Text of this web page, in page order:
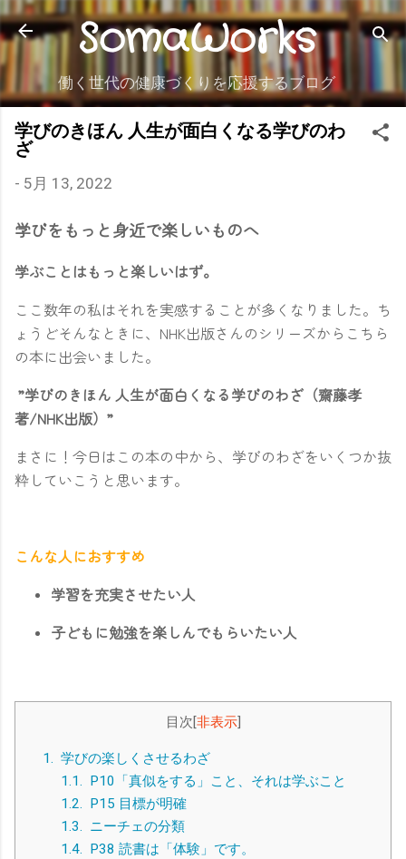
スキップしてメイン コンテンツに移動
SomaWorks
働く世代の健康づくりを応援するブログ
学びのきほん 人生が面白くなる学びのわ
ざ
- 5月 13, 2022
学びをもっと身近で楽しいものへ
学ぶことはもっと楽しいはず。
ここ数年の私はそれを実感することが多くなりました。ち
ょうどそんなときに、NHK出版さんのシリーズからこちら
の本に出会いました。
”学びのきほん 人生が面白くなる学びのわざ（齋藤孝
著/NHK出版）”
まさに！今日はこの本の中から、学びのわざをいくつか抜
粋していこうと思います。
こんな人におすすめ
学習を充実させたい人
子どもに勉強を楽しんでもらいたい人
目次 非表示]
1. 学びの楽しくさせるわざ
1.1.
P10「真似をする」こと、それは学ぶこと
1.2.
P15 目標が明確
1.3. ニーチェの分類
1.4.
P38 読書は「体験」です。